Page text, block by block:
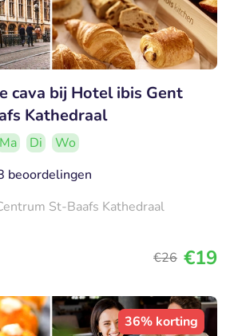
cava bij Hotel ibis Gent
Kathedraal
Ma Di
Wo
beoordelingen
St-Baafs Kathedraal
€26 €19
36% korting